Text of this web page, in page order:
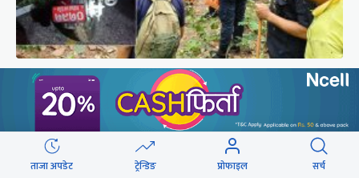
पूर्वमेयर सिंहको खोजीमा गौतमबुद्ध विमानस्थलको
कुकुरसमेत परिचालन, ड्रोनबाट पनि निगरानी
ताजा अपडेट ट्रेन्डिङ प्रोफाइल सर्च